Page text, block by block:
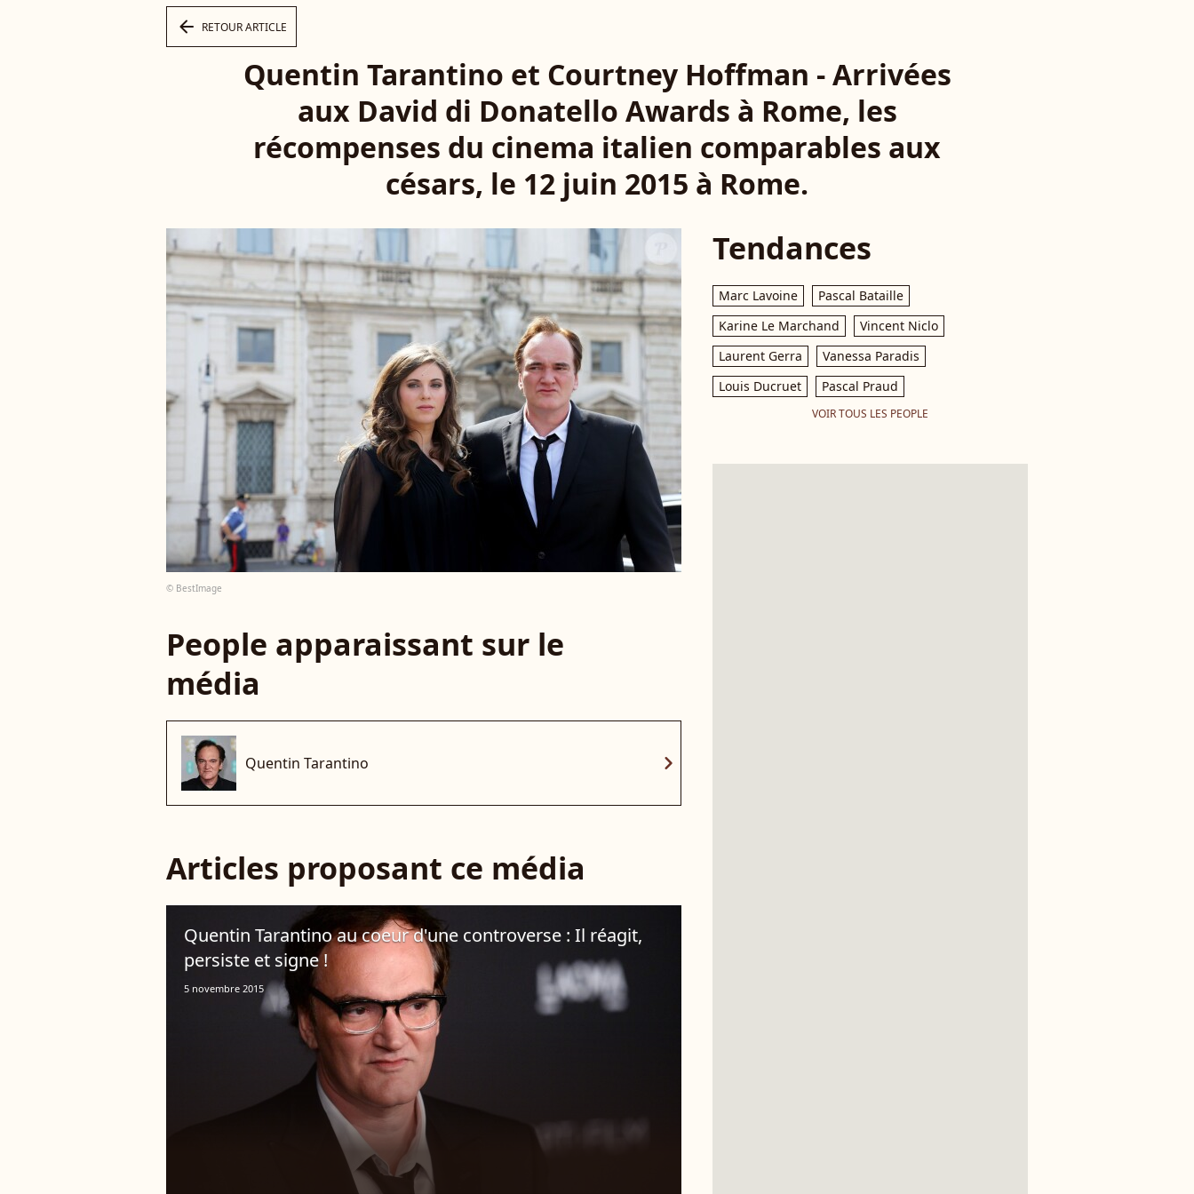
arrow_left RETOUR ARTICLE
Quentin Tarantino et Courtney Hoffman - Arrivées
aux David di Donatello Awards à Rome, les
récompenses du cinema italien comparables aux
césars, le 12 juin 2015 à Rome.
© BestImage
People apparaissant sur le
média
Quentin Tarantino chevron_right
Articles proposant ce média
Quentin Tarantino au coeur d'une controverse : Il réagit,
persiste et signe !
5 novembre 2015
Tendances
Marc Lavoine
Pascal Bataille
Karine Le Marchand
Vincent Niclo
Laurent Gerra
Vanessa Paradis
Louis Ducruet
Pascal Praud
VOIR TOUS LES PEOPLE